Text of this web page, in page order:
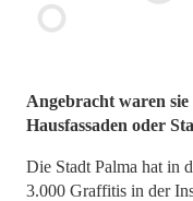
Angebracht waren
Hausfassaden oder
Die Stadt Palma hat in
3.000 Graffitis in der